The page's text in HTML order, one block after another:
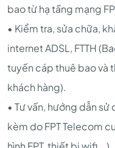
bao từ hạ tầng mạng
• Kiểm tra, sửa chữa,
internet ADSL, FTTH
tuyến cáp thuê bao và
khách hàng).
• Tư vấn, hướng dẫn
kèm do FPT Telecom